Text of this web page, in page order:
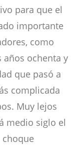
para que el
importante
como
años ochenta y
que pasó a
complicada
Muy lejos
medio siglo el